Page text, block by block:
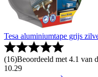
Tesa aluminiumtape grijs
(16)Beoordeeld met 4.1 van
10.29